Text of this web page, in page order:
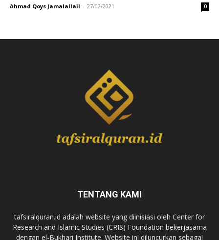
Ahmad Qoys Jamalallail - 27/02/2021 0
TENTANG KAMI
tafsiralquran.id adalah website yang diinisiasi oleh Center for
Research and Islamic Studies (CRIS) Foundation bekerjasama
dengan el-Bukhari Institute. Website ini diluncurkan sebagai